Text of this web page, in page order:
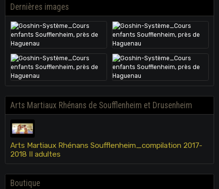
Dernières images
Arts Martiaux Rhénans de Soufflenheim et Drusenheim
Arts Martiaux Rhénans Soufflenheim_compilation 2017-
2018 II adultes
Boutique